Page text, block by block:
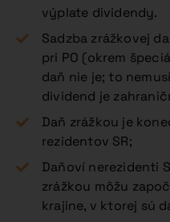
výplate dividendy.
Sadzba zrážkovej
pri PO (okrem
daň nie je; to
dividend je
Daň zrážkou je
rezidentov SR;
Daňoví nerezidenti
zrážkou môžu
krajine, v ktorej sú